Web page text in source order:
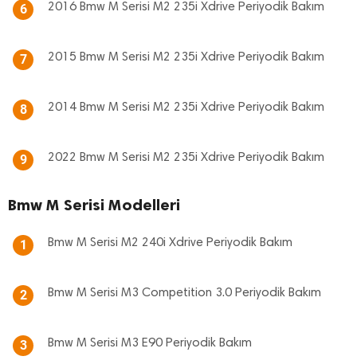
6 2016 Bmw M Serisi M2 235i Xdrive Periyodik Bakım
7 2015 Bmw M Serisi M2 235i Xdrive Periyodik Bakım
8 2014 Bmw M Serisi M2 235i Xdrive Periyodik Bakım
9 2022 Bmw M Serisi M2 235i Xdrive Periyodik Bakım
Bmw M Serisi Modelleri
1 Bmw M Serisi M2 240i Xdrive Periyodik Bakım
2 Bmw M Serisi M3 Competition 3.0 Periyodik Bakım
3 Bmw M Serisi M3 E90 Periyodik Bakım